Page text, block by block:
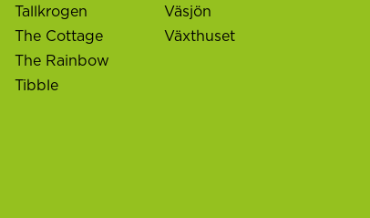
Tallkrogen
The Cottage
The Rainbow
Tibble
Väsjön
Växthuset